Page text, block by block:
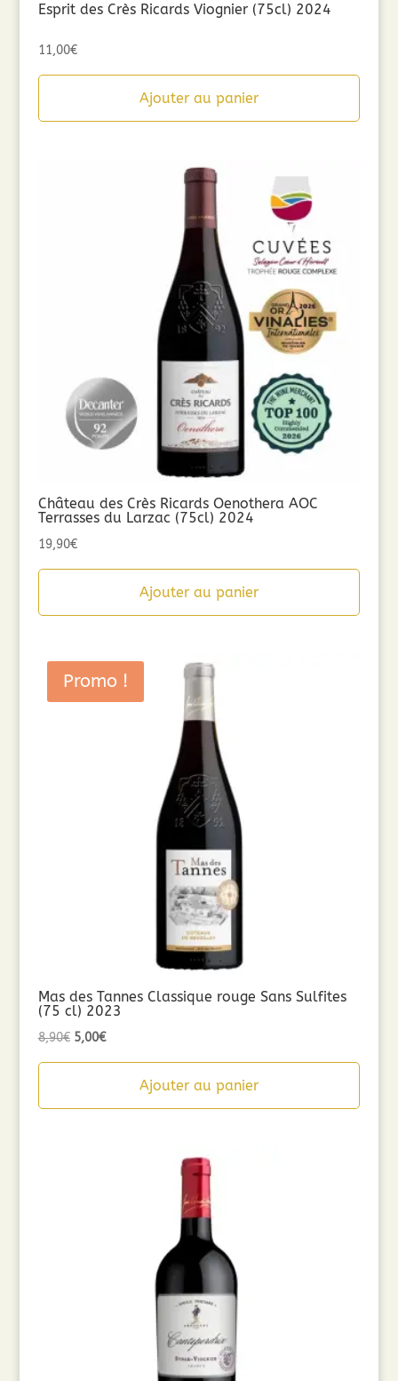
Esprit des Crès Ricards Viognier (75cl) 2024
11,00€
Ajouter au panier
Château des Crès Ricards Oenothera AOC
Terrasses du Larzac (75cl) 2024
19,90€
Ajouter au panier
Promo !
Mas des Tannes Classique rouge Sans Sulfites
(75 cl) 2023
8,90€ Le
5,00€Le
Ajouter au panier